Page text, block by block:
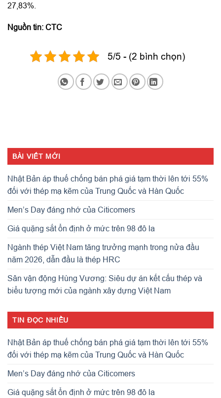
27,83%.
Nguồn tin: CTC
5/5 - (2 bình chọn)
BÀI VIẾT MỚI
Nhật Bản áp thuế chống bán phá giá tạm thời lên tới 55%
đối với thép mạ kẽm của Trung Quốc và Hàn Quốc
Men’s Day đáng nhớ của Citicomers
Giá quặng sắt ổn định ở mức trên 98 đô la
Ngành thép Việt Nam tăng trưởng mạnh trong nửa đầu
năm 2026, dẫn đầu là thép HRC
Sân vận động Hùng Vương: Siêu dự án kết cấu thép và
biểu tượng mới của ngành xây dựng Việt Nam
TIN ĐỌC NHIỀU
Nhật Bản áp thuế chống bán phá giá tạm thời lên tới 55%
đối với thép mạ kẽm của Trung Quốc và Hàn Quốc
Men’s Day đáng nhớ của Citicomers
Giá quặng sắt ổn định ở mức trên 98 đô la